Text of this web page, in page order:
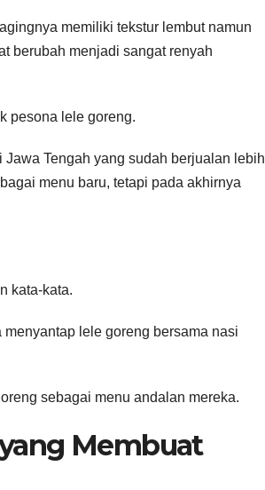
memiliki tekstur lembut namun
berubah menjadi sangat renyah
pesona lele goreng.
Tengah yang sudah berjualan lebih
menu baru, tetapi pada akhirnya
kata-kata.
lele goreng bersama nasi
sebagai menu andalan mereka.
Membuat